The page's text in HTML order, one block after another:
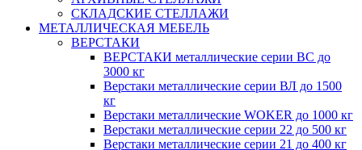
СКЛАДСКИЕ СТЕЛЛАЖИ
МЕТАЛЛИЧЕСКАЯ МЕБЕЛЬ
ВЕРСТАКИ
ВЕРСТАКИ металлические серии ВС до
3000 кг
Верстаки металлические серии ВЛ до 1500
кг
Верстаки металлические WOKER до 1000 кг
Верстаки металлические серии 22 до 500 кг
Верстаки металлические серии 21 до 400 кг